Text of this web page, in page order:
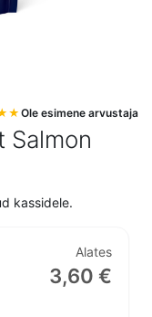
Salmon
Ole esimene arvustaja
kassidele.
Alates
3,60 €